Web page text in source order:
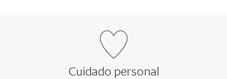
Cuidado personal